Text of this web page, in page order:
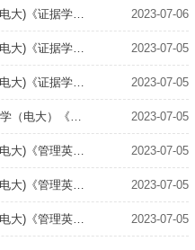
•(试卷号1017)2013年7月国家开放大学(电大)《证据学》期末试题及答案 2023-07-06
•(试卷号1017)2014年7月国家开放大学(电大)《证据学》期末试题及答案 2023-07-05
•(试卷号1017)2015年1月国家开放大学(电大)《证据学》期末试题及答案 2023-07-05
•（试卷号2617）2022年7月国家开放大学（电大）《生产与运作管理》期末试题及答案 2023-07-05
•(试卷号3938)2018年1月国家开放大学(电大)《管理英语2》期末试题及答案 2023-07-05
•(试卷号3938)2020年1月国家开放大学(电大)《管理英语2》期末试题及答案 2023-07-05
•(试卷号3938)2021年7月国家开放大学(电大)《管理英语2》期末试题及答案 2023-07-05